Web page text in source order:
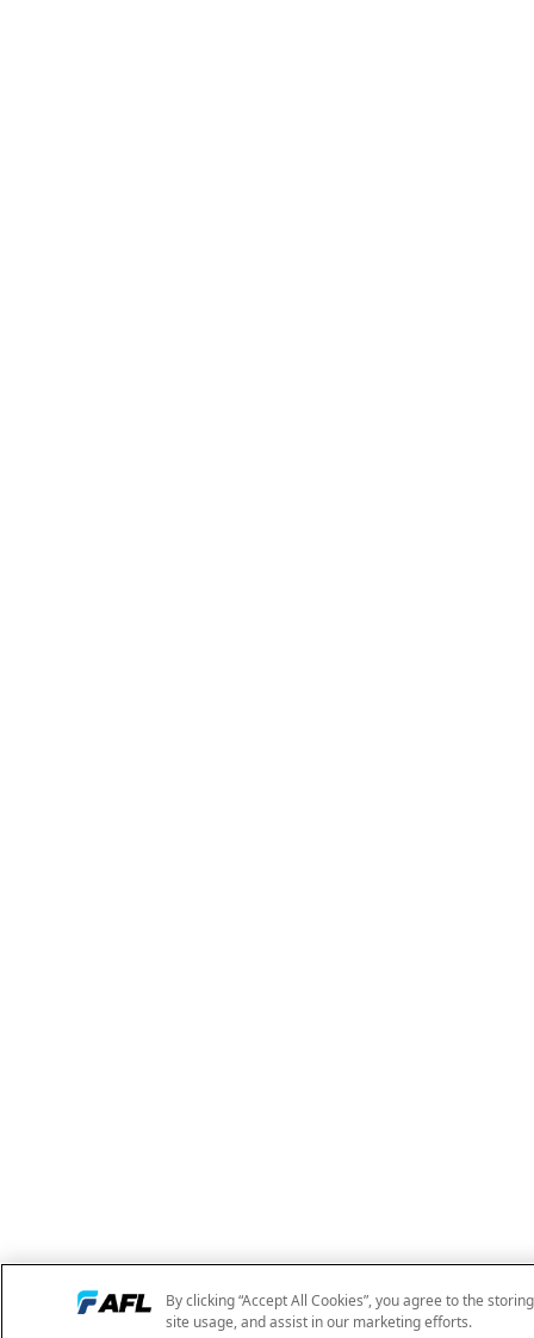
By clicking “Accept All Cookies”, you agree to the
site usage, and assist in our marketing efforts.